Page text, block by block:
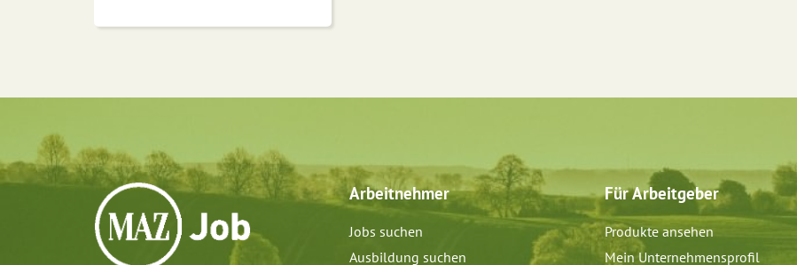
Arbeitnehmer
Jobs suchen
Ausbildung suchen
Für Arbeitgeber
Produkte ansehen
Mein Unternehmensprofil